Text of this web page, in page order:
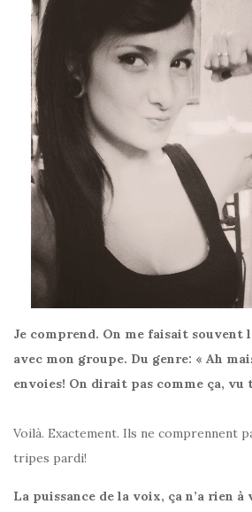
Je comprend. On me faisait souvent
avec mon groupe. Du genre: « Ah
envoies! On dirait pas comme ça,
Voilà. Exactement. Ils ne comprennent
tripes pardi!
La puissance de la voix, ça n’a rien